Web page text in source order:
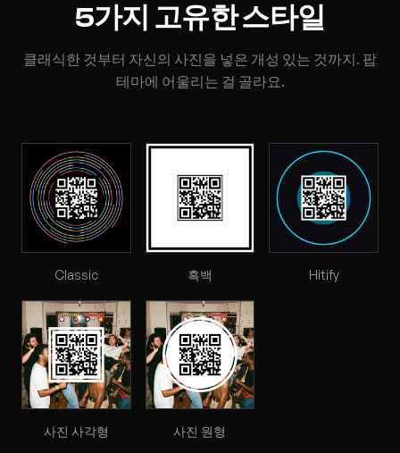
5가지 고유한 스타일
클래식한 것부터 자신의 사진을 넣은 개성 있는 것까지. 팝
테마에 어울리는 걸 골라요.
Classic 흑백 Hitify
사진 사각형 사진 원형